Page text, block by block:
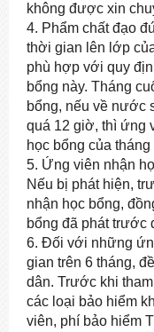
không được xin
4. Phẩm chất đạo
thời gian lên lớp
phù hợp với quy
bổng này. Tháng
bổng, nếu về nước
quá 12 giờ, thì ứng
học bổng của tháng
5. Ứng viên nhận
Nếu bị phát hiện,
nhận học bổng,
bổng đã phát trước
6. Đối với những
gian trên 6 tháng,
dân. Trước khi
các loại bảo hiểm
viên, phí bảo hiểm